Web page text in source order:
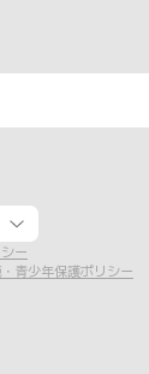
ー
青少年保護ポリシー